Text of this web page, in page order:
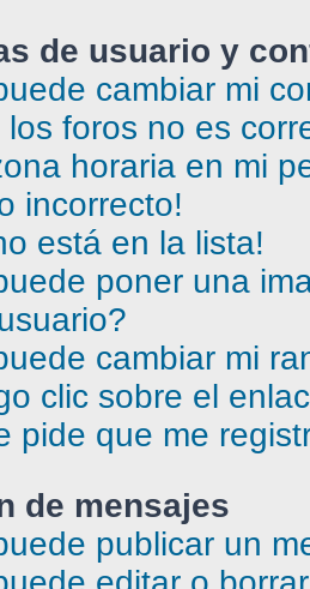
de usuario y
cambiar mi
los foros no es
horaria en mi
incorrecto!
está en la lista!
poner una
cambiar mi
clic sobre el
pide que me
de mensajes
publicar un